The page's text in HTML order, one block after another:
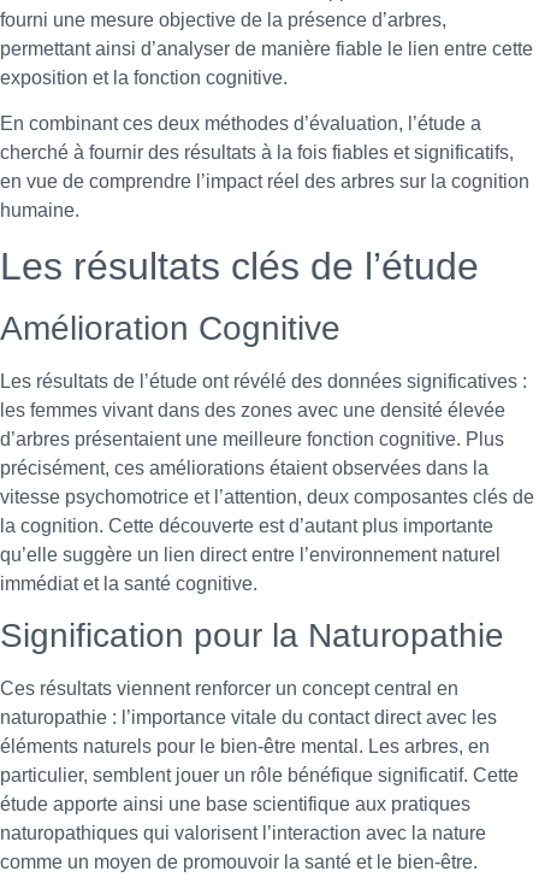
fourni une mesure objective de la présence d’arbres,
permettant ainsi d’analyser de manière fiable le lien entre cette
exposition et la fonction cognitive.
En combinant ces deux méthodes d’évaluation, l’étude a
cherché à fournir des résultats à la fois fiables et significatifs,
en vue de comprendre l’impact réel des arbres sur la cognition
humaine.
Les résultats clés de l’étude
Amélioration Cognitive
Les résultats de l’étude ont révélé des données significatives :
les femmes vivant dans des zones avec une densité élevée
d’arbres présentaient une meilleure fonction cognitive. Plus
précisément, ces améliorations étaient observées dans la
vitesse psychomotrice et l’attention, deux composantes clés de
la cognition. Cette découverte est d’autant plus importante
qu’elle suggère un lien direct entre l’environnement naturel
immédiat et la santé cognitive.
Signification pour la Naturopathie
Ces résultats viennent renforcer un concept central en
naturopathie : l’importance vitale du contact direct avec les
éléments naturels pour le bien-être mental. Les arbres, en
particulier, semblent jouer un rôle bénéfique significatif. Cette
étude apporte ainsi une base scientifique aux pratiques
naturopathiques qui valorisent l’interaction avec la nature
comme un moyen de promouvoir la santé et le bien-être.